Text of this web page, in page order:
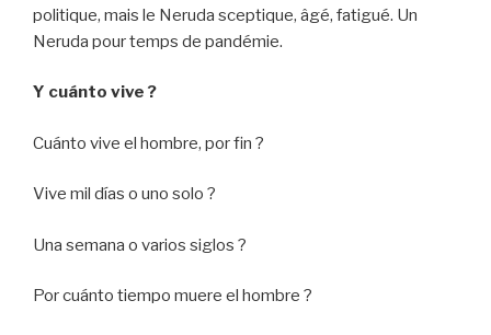
politique, mais le Neruda sceptique, âgé, fatigué. Un
Neruda pour temps de pandémie.
Y cuánto vive ?
Cuánto vive el hombre, por fin ?
Vive mil días o uno solo ?
Una semana o varios siglos ?
Por cuánto tiempo muere el hombre ?